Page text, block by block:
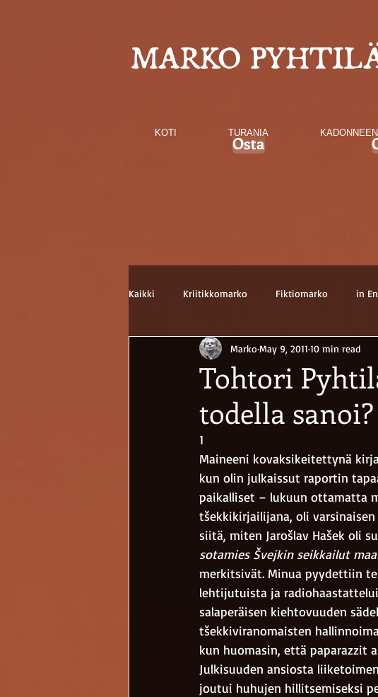
MARKO
KOTI TURANIA
Osta
Kaikki Kriitikkomarko Fiktiomarko in
Tohtori
todella sanoi?
Marko May 9, 2011 10 min read
1
Maineeni kovaksikeitettynä
kun olin julkaissut raportin
paikalliset – lukuun ottamatta
tšekkikirjailijana, oli
siitä, miten Jarošlav Hašek oli
sotamies Švejkin seikkailut
merkitsivät. Minua pyydettiin
lehtijutuista ja
salaperäisen kiehtovuuden
tšekkiviranomaisten
kun huomasin, että paparazzit
Julkisuuden ansiosta
joutui huhujen hillitsemiseksi